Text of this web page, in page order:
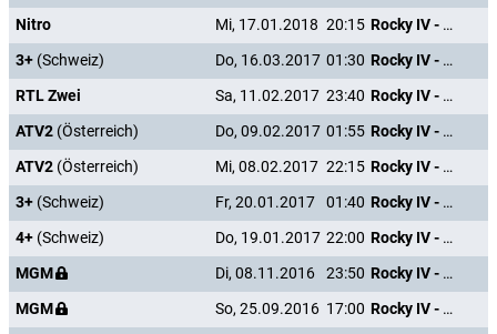
Nitro
Mi, 17.01.2018 20:15
Rocky IV - Der Kampf des Jahrhunderts
3+ (Schweiz) Do, 16.03.2017 01:30
Rocky IV - Der Kampf des Jahrhunderts
RTL Zwei
Sa, 11.02.2017 23:40
Rocky IV - Der Kampf des Jahrhunderts
ATV2 (Österreich) Do, 09.02.2017 01:55
Rocky IV - Der Kampf des Jahrhunderts
ATV2 (Österreich) Mi, 08.02.2017 22:15
Rocky IV - Der Kampf des Jahrhunderts
3+ (Schweiz) Fr, 20.01.2017 01:40
Rocky IV - Der Kampf des Jahrhunderts
4+ (Schweiz) Do, 19.01.2017 22:00
Rocky IV - Der Kampf des Jahrhunderts
MGM
Di, 08.11.2016 23:50
Rocky IV - Der Kampf des Jahrhunderts
MGM
So, 25.09.2016 17:00
Rocky IV - Der Kampf des Jahrhunderts